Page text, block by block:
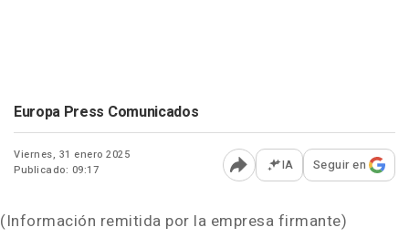
Europa Press Comunicados
Viernes, 31 enero 2025
Publicado: 09:17
Abrir opciones para
IA Seguir en
(Información remitida por la empresa firmante)